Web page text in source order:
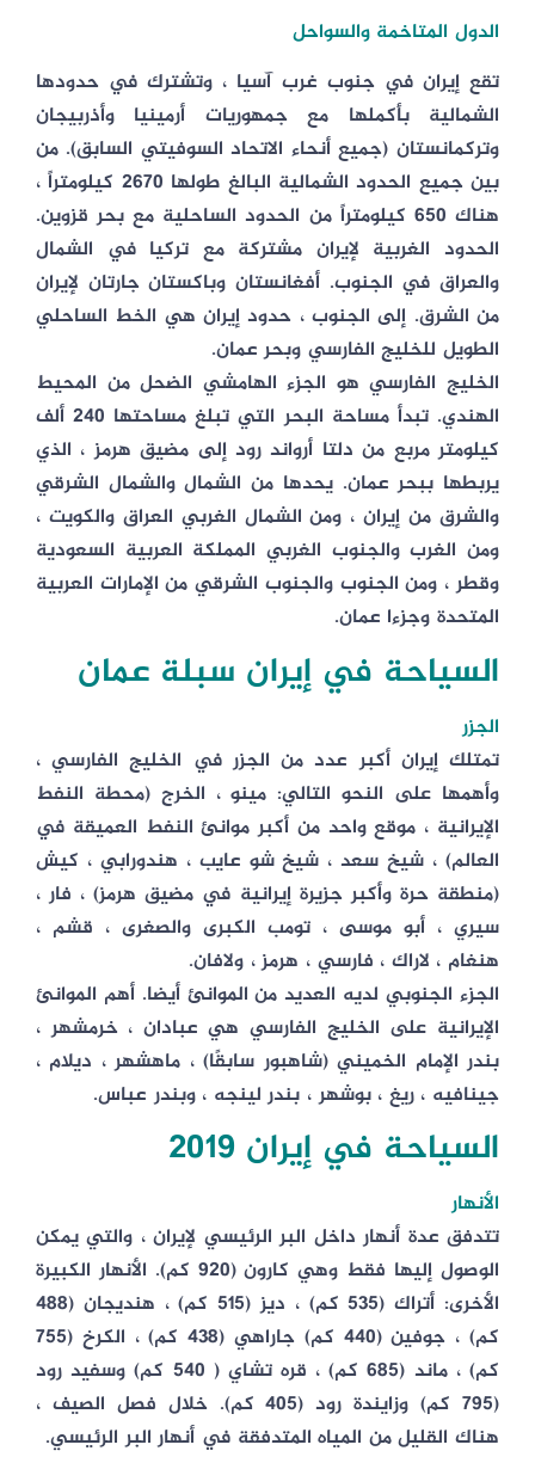
الدول المتاخمة والسواحل
تقع إيران في جنوب غرب آسيا ، وتشترك في حدودها
الشمالية بأكملها مع جمهوريات أرمينيا وأذربيجان
وتركمانستان (جميع أنحاء الاتحاد السوفيتي السابق). من
بين جميع الحدود الشمالية البالغ طولها 2670 كيلومتراً ،
هناك 650 كيلومتراً من الحدود الساحلية مع بحر قزوين.
الحدود الغربية لإيران مشتركة مع تركيا في الشمال
والعراق في الجنوب. أفغانستان وباكستان جارتان لإيران
من الشرق. إلى الجنوب ، حدود إيران هي الخط الساحلي
الطويل للخليج الفارسي وبحر عمان.
الخليج الفارسي هو الجزء الهامشي الضحل من المحيط
الهندي. تبدأ مساحة البحر التي تبلغ مساحتها 240 ألف
كيلومتر مربع من دلتا أرواند رود إلى مضيق هرمز ، الذي
يربطها ببحر عمان. يحدها من الشمال والشمال الشرقي
والشرق من إيران ، ومن الشمال الغربي العراق والكويت ،
ومن الغرب والجنوب الغربي المملكة العربية السعودية
وقطر ، ومن الجنوب والجنوب الشرقي من الإمارات العربية
المتحدة وجزءا عمان.
السياحة في إيران سبلة عمان
الجزر
تمتلك إيران أكبر عدد من الجزر في الخليج الفارسي ،
وأهمها على النحو التالي: مينو ، الخرج (محطة النفط
الإيرانية ، موقع واحد من أكبر موانئ النفط العميقة في
العالم) ، شيخ سعد ، شيخ شو عايب ، هندورابي ، كيش
(منطقة حرة وأكبر جزيرة إيرانية في مضيق هرمز) ، فار ،
سيري ، أبو موسى ، تومب الكبرى والصغرى ، قشم ،
هنغام ، لاراك ، فارسي ، هرمز ، ولافان.
الجزء الجنوبي لديه العديد من الموانئ أيضا. أهم الموانئ
الإيرانية على الخليج الفارسي هي عبادان ، خرمشهر ،
بندر الإمام الخميني (شاهبور سابقًا) ، ماهشهر ، ديلام ،
جينافيه ، ريغ ، بوشهر ، بندر لينجه ، وبندر عباس.
السياحة في إيران 2019
الأنهار
تتدفق عدة أنهار داخل البر الرئيسي لإيران ، والتي يمكن
الوصول إليها فقط وهي كارون (920 كم). الأنهار الكبيرة
الأخرى: أتراك (535 كم) ، ديز (515 كم) ، هنديجان (488
كم) ، جوفين (440 كم) جاراهي (438 كم) ، الكرخ (755
كم) ، ماند (685 كم) ، قره تشاي ( 540 كم) وسفيد رود
(795 كم) وزايندة رود (405 كم). خلال فصل الصيف ،
هناك القليل من المياه المتدفقة في أنهار البر الرئيسي.